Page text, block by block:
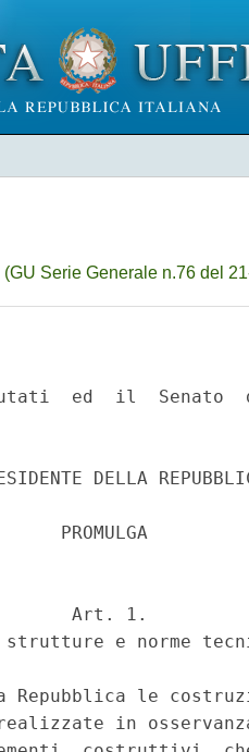
(GU Serie Generale n.76 del